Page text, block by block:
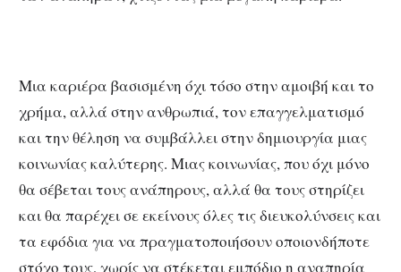
Μια καριέρα βασισμένη όχι τόσο στην αμοιβή και το
χρήμα, αλλά στην ανθρωπιά, τον επαγγελματισμό
και την θέληση να συμβάλλει στην δημιουργία μιας
κοινωνίας καλύτερης. Μιας κοινωνίας, που όχι μόνο
θα σέβεται τους ανάπηρους, αλλά θα τους στηρίζει
και θα παρέχει σε εκείνους όλες τις διευκολύνσεις και
τα εφόδια για να πραγματοποιήσουν οποιονδήποτε
στόχο τους, χωρίς να στέκεται εμπόδιο η αναπηρία